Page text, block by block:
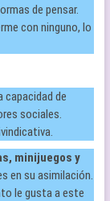
de pensar.
con ninguno, lo
capacidad de
sociales.
minijuegos y
en su asimilación.
le gusta a este